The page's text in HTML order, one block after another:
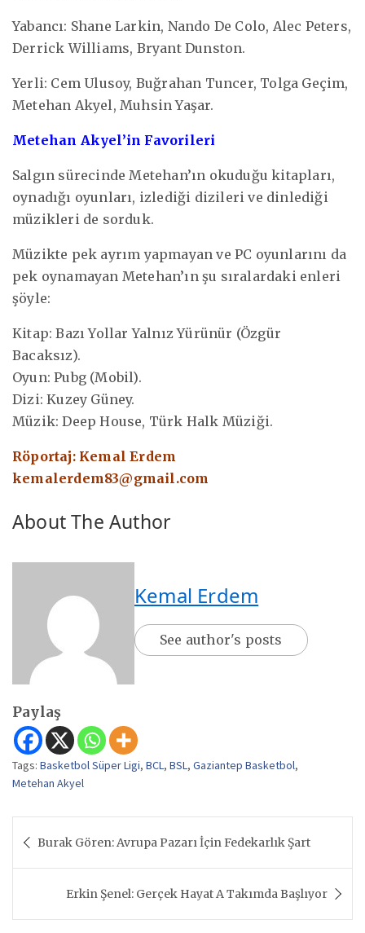
Yabancı: Shane Larkin, Nando De Colo, Alec Peters,
Derrick Williams, Bryant Dunston.
Yerli: Cem Ulusoy, Buğrahan Tuncer, Tolga Geçim,
Metehan Akyel, Muhsin Yaşar.
Metehan Akyel’in Favorileri
Salgın sürecinde Metehan’ın okuduğu kitapları,
oynadığı oyunları, izlediği dizileri ve dinlediği
müzikleri de sorduk.
Müzikte pek ayrım yapmayan ve PC oyunlarını da
pek oynamayan Metehan’ın şu sıralardaki enleri
şöyle:
Kitap: Bazı Yollar Yalnız Yürünür (Özgür
Bacaksız).
Oyun: Pubg (Mobil).
Dizi: Kuzey Güney.
Müzik: Deep House, Türk Halk Müziği.
Röportaj: Kemal Erdem
kemalerdem83@gmail.com
About The Author
Kemal Erdem
See author's posts
Paylaş
Tags: Basketbol Süper Ligi, BCL, BSL, Gaziantep Basketbol,
Metehan Akyel
gezinmesi
Burak Gören: Avrupa Pazarı İçin Fedekarlık Şart
Erkin Şenel: Gerçek Hayat A Takımda Başlıyor